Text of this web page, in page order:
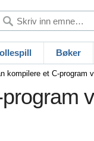
Bøker
kompilere et C-program